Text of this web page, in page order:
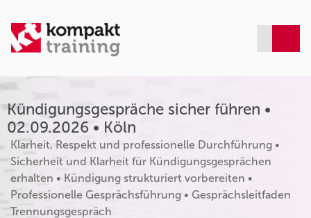
Kündigungsgespräche sicher führen •
02.09.2026 • Köln
Klarheit, Respekt und professionelle Durchführung •
Sicherheit und Klarheit für Kündigungsgesprächen
erhalten • Kündigung strukturiert vorbereiten •
Professionelle Gesprächsführung • Gesprächsleitfaden
Trennungsgespräch